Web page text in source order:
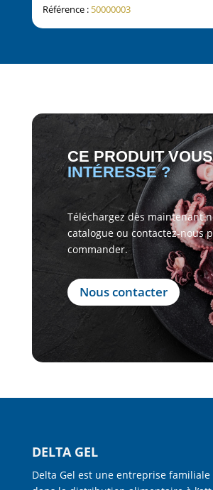
Référence : 50000003
CE PRODUIT VOUS
INTÉRESSE ?
Téléchargez dès maintenant
catalogue ou contactez-nous
commander.
Nous contacter
DELTA GEL
Delta Gel est une entreprise familiale